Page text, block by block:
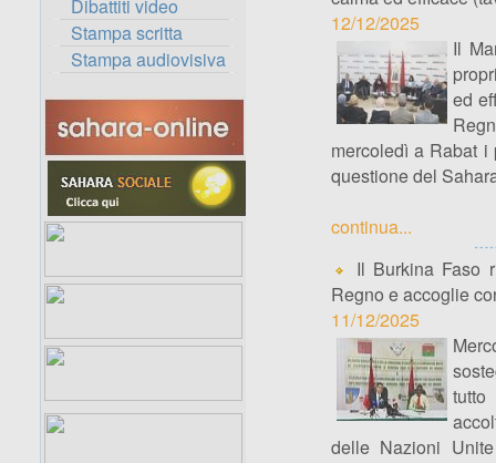
Dibattiti video
Stampa scritta
Stampa audiovisiva
12/12/2025
Il
ed
mercoledì a Rabat
questione del
continua...
Il Burkina Faso
Regno e accoglie
11/12/2025
delle Nazioni